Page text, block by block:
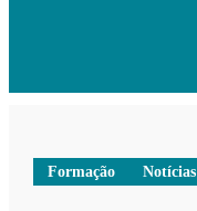
Formação Notícias